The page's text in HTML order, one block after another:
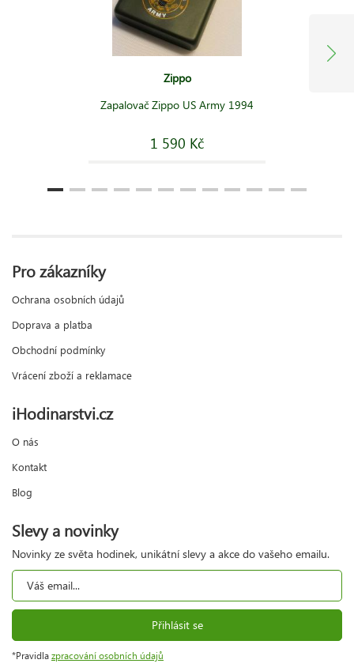
Zippo
Zapalovač Zippo US Army 1994
1 590 Kč
Pro zákazníky
Ochrana osobních údajů
Doprava a platba
Obchodní podmínky
Vrácení zboží a reklamace
iHodinarstvi.cz
O nás
Kontakt
Blog
Slevy a novinky
Novinky ze světa hodinek, unikátní slevy a akce do vašeho emailu.
Přihlásit se
*Pravidla zpracování osobních údajů